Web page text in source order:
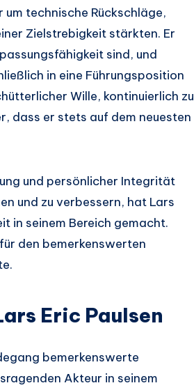
technische Rückschläge,
Zielstrebigkeit stärkten. Er
sind, und
in eine Führungsposition
Wille, kontinuierlich zu
dass er stets auf dem neuesten
und persönlicher Integrität
und zu verbessern, hat Lars
in seinem Bereich gemacht.
den bemerkenswerten
Eric Paulsen
bemerkenswerte
Akteur in seinem